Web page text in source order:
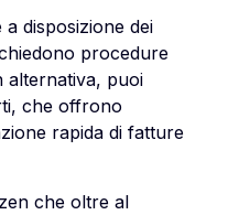
a disposizione dei
procedure
alternativa, puoi
che offrono
rapida di fatture
che oltre al